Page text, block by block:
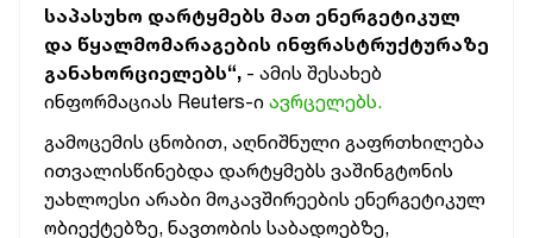
საპასუხო დარტყმებს მათ ენერგეტიკულ
და წყალმომარაგების ინფრასტრუქტურაზე
განახორციელებს“, - ამის შესახებ
ინფორმაციას Reuters-ი ავრცელებს.
გამოცემის ცნობით, აღნიშნული გაფრთხილება
ითვალისწინებდა დარტყმებს ვაშინგტონის
უახლოესი არაბი მოკავშირეების ენერგეტიკულ
ობიექტებზე, ნავთობის საბადოებზე,